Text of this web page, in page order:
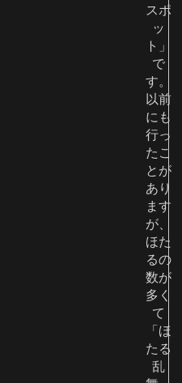
スポ
ッ
ト」
で
す。
以前
にも
行っ
たこ
とが
あり
ます
が、
ほた
るの
数が
多く
て
「ほ
たる
乱